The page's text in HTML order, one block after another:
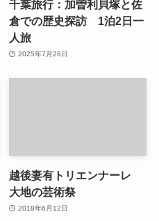
千葉旅行：加曽利貝塚と佐
倉での歴史探訪 1泊2日一
人旅
2025年7月26日
越後妻有トリエンナーレ
大地の芸術祭
2018年6月12日